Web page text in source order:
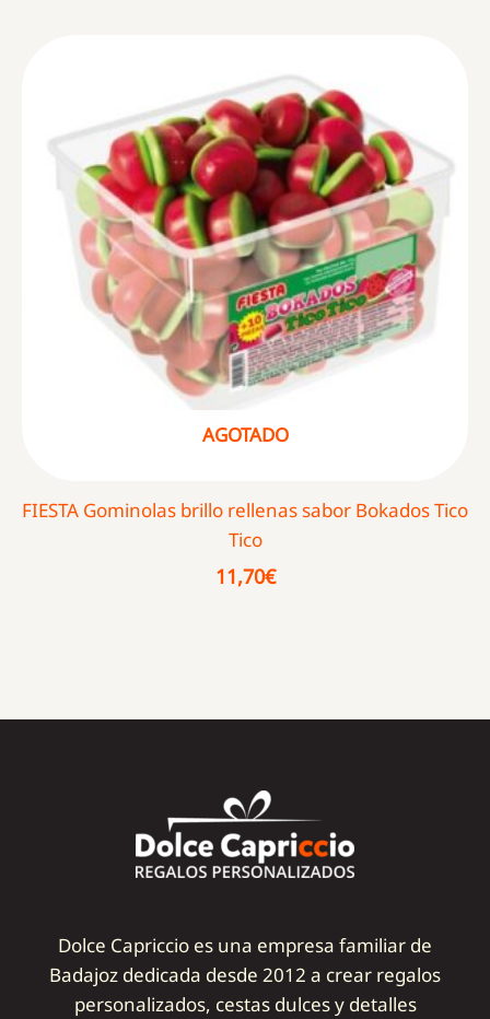
AGOTADO
FIESTA Gominolas brillo rellenas sabor Bokados Tico
Tico
11,70€
Dolce Capriccio es una empresa familiar de
Badajoz dedicada desde 2012 a crear regalos
personalizados, cestas dulces y detalles